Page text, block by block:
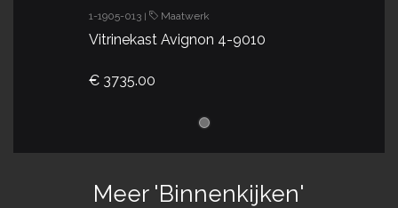
1-1905-013 | Maatwerk
Vitrinekast Avignon 4-9010
€ 3735.00
Meer 'Binnenkijken'